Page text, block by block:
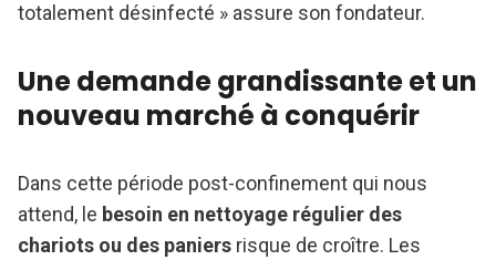
totalement désinfecté » assure son fondateur.
Une demande grandissante et un
nouveau marché à conquérir
Dans cette période post-confinement qui nous
attend, le besoin en nettoyage régulier des
chariots ou des paniers risque de croître. Les